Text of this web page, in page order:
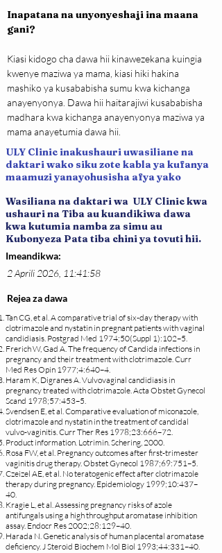
Inapatana na unyonyeshaji ina maana
gani?
Kiasi kidogo cha dawa hii kinawezekana kuingia
kwenye maziwa ya mama, kiasi hiki hakina
mashiko ya kusababisha sumu kwa kichanga
anayenyonya. Dawa hii haitarajiwi kusababisha
madhara kwa kichanga anayenyonya maziwa ya
mama anayetumia dawa hii.
ULY Clinic inakushauri uwasiliane na
daktari wako siku zote kabla ya kufanya
maamuzi yanayohusisha afya yako
Wasiliana na daktari wa ULY Clinic kwa
ushauri na Tiba au kuandikiwa dawa
kwa kutumia namba za simu au
Kubonyeza Pata tiba chini ya tovuti hii.
Imeandikwa:
2 Aprili 2026, 11:41:58
Rejea za dawa
Tan CG, et al. A comparative trial of six-day therapy with
clotrimazole and nystatin in pregnant patients with vaginal
candidiasis. Postgrad Med 1974;50(Suppl 1):102–5.
Frerich W, Gad A. The frequency of Candida infections in
pregnancy and their treatment with clotrimazole. Curr
Med Res Opin 1977;4:640–4.
Haram K, Digranes A. Vulvovaginal candidiasis in
pregnancy treated with clotrimazole. Acta Obstet Gynecol
Scand 1978;57:453–5.
Svendsen E, et al. Comparative evaluation of miconazole,
clotrimazole and nystatin in the treatment of candidal
vulvo-vaginitis. Curr Ther Res 1978;23:666–72.
Product information. Lotrimin. Schering, 2000.
Rosa FW, et al. Pregnancy outcomes after first-trimester
vaginitis drug therapy. Obstet Gynecol 1987;69:751–5.
Czeizel AE, et al. No teratogenic effect after clotrimazole
therapy during pregnancy. Epidemiology 1999;10:437–
40.
Kragie L, et al. Assessing pregnancy risks of azole
antifungals using a high throughput aromatase inhibition
assay. Endocr Res 2002;28:129–40.
Harada N. Genetic analysis of human placental aromatase
deficiency. J Steroid Biochem Mol Biol 1993;44:331–40.